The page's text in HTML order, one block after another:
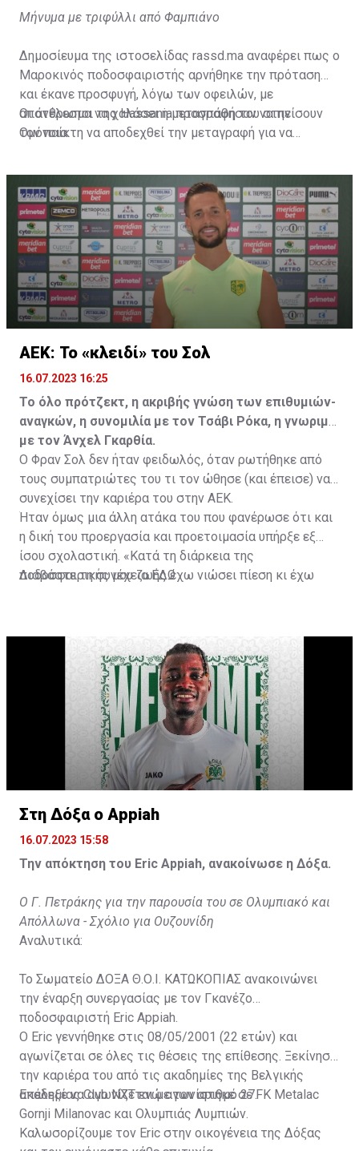
Μήνυμα με τριφύλλι από Φαμπιάνο
Δημοσίευμα της ιστοσελίδας rassd.ma αναφέρει πως ο
Μαροκινός ποδοσφαιριστής αρνήθηκε την πρόταση
και έκανε προσφυγή, λόγω των οφειλών, με
αποτέλεσμα να χαλάσει η μεταγραφή του στην
Ομόνοια.
Οι άνθρωποι της Hassania προσπάθησαν να πείσουν
τον παίκτη να αποδεχθεί την μεταγραφή για να
μετακίνησή του, αλλά ο παίκτης αρνήθηκε και επέμεινε
να λύσει το συμβόλαιό του, ώστε να μετακομίσει
ελεύθερα σε οποιαδήποτε νέα ομάδα το τρέχον
καλοκαίρι.
ΑΕΚ: Το «κλειδί» του Σολ
16.07.2023 16:25
Το όλο πρότζεκτ, η ακριβής γνώση των επιθυμιών-
αναγκών, η συνομιλία με τον Τσάβι Ρόκα, η γνωριμία
με τον Άνχελ Γκαρθία.
Ο Φραν Σολ δεν ήταν φειδωλός, όταν ρωτήθηκε από
τους συμπατριώτες του τι τον ώθησε (και έπεισε) να
συνεχίσει την καριέρα του στην ΑΕΚ.
Ήταν όμως μια άλλη ατάκα του που φανέρωσε ότι και
η δική του προεργασία και προετοιμασία υπήρξε εξ
ίσου σχολαστική. «Κατά τη διάρκεια της
ποδοσφαιρικής μου ζωής έχω νιώσει πίεση κι έχω
31χρονος άσος.
Διαβάστε τη συνέχειαΕΔΩ
Στη Δόξα ο Appiah
16.07.2023 15:58
Την απόκτηση του Eric Appiah, ανακοίνωσε η Δόξα.
Ο Γ. Πετράκης για την παρουσία του σε Ολυμπιακό και
Απόλλωνα - Σχόλιο για Ουζουνίδη
Αναλυτικά:
Το Σωματείο ΔΟΞΑ Θ.Ο.Ι. ΚΑΤΩΚΟΠΙΑΣ ανακοινώνει
την έναρξη συνεργασίας με τον Γκανέζο
ποδοσφαιριστή Eric Appiah.
Ο Eric γεννήθηκε στις 08/05/2001 (22 ετών) και
αγωνίζεται σε όλες τις θέσεις της επίθεσης. Ξεκίνησε
την καριέρα του από τις ακαδημίες της Βελγικής
ακαδημίας Club NXT ενώ αγωνίστηκε σε FK Metalac
Gornji Milanovac και Ολυμπιάς Λυμπιών.
Επέλεξε να αγωνίζεται με τον αριθμό 27.
Καλωσορίζουμε τον Eric στην οικογένεια της Δόξας